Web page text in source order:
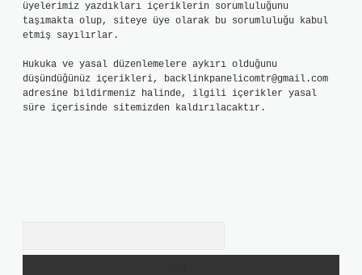
üyelerimiz yazdıkları içeriklerin sorumluluğunu
taşımakta olup, siteye üye olarak bu sorumluluğu kabul
etmiş sayılırlar.
Hukuka ve yasal düzenlemelere aykırı olduğunu
düşündüğünüz içerikleri, backlinkpanelicomtr@gmail.com
adresine bildirmeniz halinde, ilgili içerikler yasal
süre içerisinde sitemizden kaldırılacaktır.